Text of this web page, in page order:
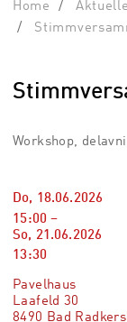
Home
Workshop,
Do, 18.06.2026
15:00 –
So, 21.06.2026
13:30
Pavelhaus
Laafeld 30
8490 Bad